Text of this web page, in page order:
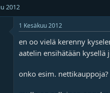
2012
1 Kesäkuu 2012
en oo vielä kerenny
aatelin ensihätään
onko esim. nettikauppoja?